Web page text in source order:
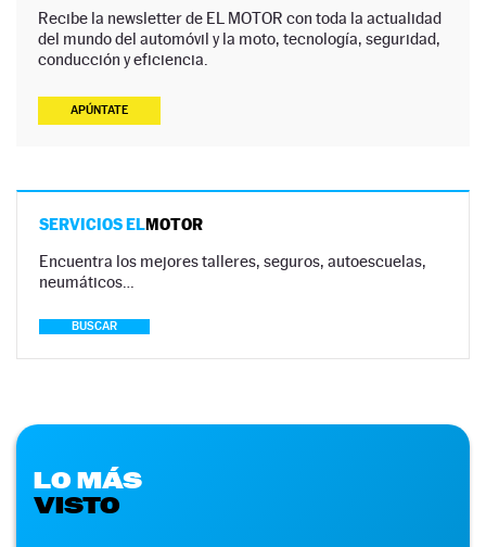
Recibe la newsletter de EL MOTOR con toda la actualidad
del mundo del automóvil y la moto, tecnología, seguridad,
conducción y eficiencia.
APÚNTATE
SERVICIOS ELMOTOR
Encuentra los mejores talleres, seguros, autoescuelas,
neumáticos…
BUSCAR
LO MÁS
VISTO